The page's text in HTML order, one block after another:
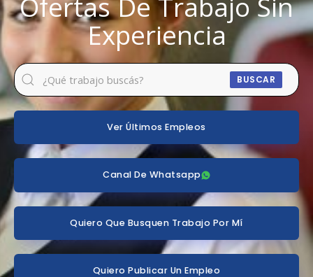
Experiencia
BUSCAR
Ver Últimos Empleos
Canal De Whatsapp
Quiero Que Busquen Trabajo Por Mí
Quiero Publicar Un Empleo